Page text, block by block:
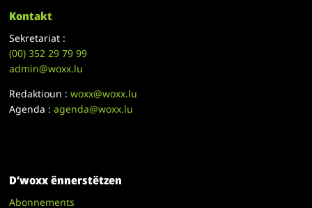
Kontakt
Sekretariat :
(00)352 29 79 99
admin@woxx.lu
Redaktioun :woxx@woxx.lu
Agenda :agenda@woxx.lu
D’woxx ënnerstëtzen
Abonnements